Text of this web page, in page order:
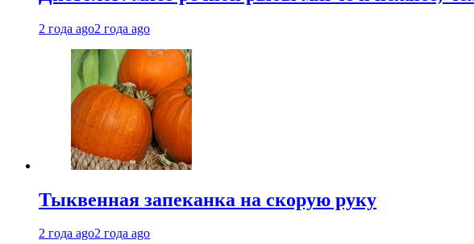
2 года ago2 года ago
Тыквенная запеканка на скорую руку
2 года ago2 года ago